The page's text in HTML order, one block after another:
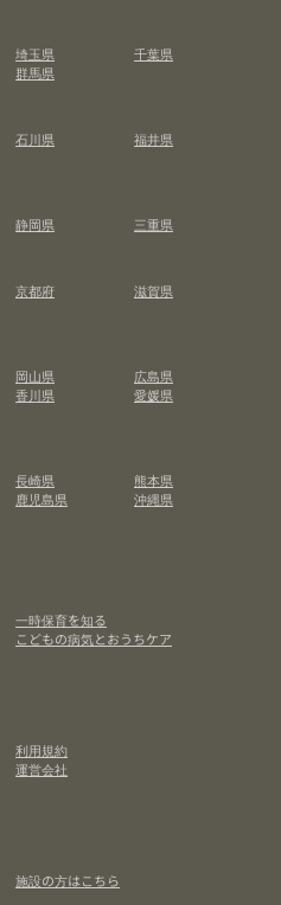
埼玉県
千葉県
群馬県
石川県
福井県
静岡県
三重県
京都府
滋賀県
岡山県
広島県
香川県
愛媛県
長崎県
熊本県
鹿児島県 沖縄県
一時保育を知る
こどもの病気とおうちケア
利用規約
運営会社
施設の方はこちら